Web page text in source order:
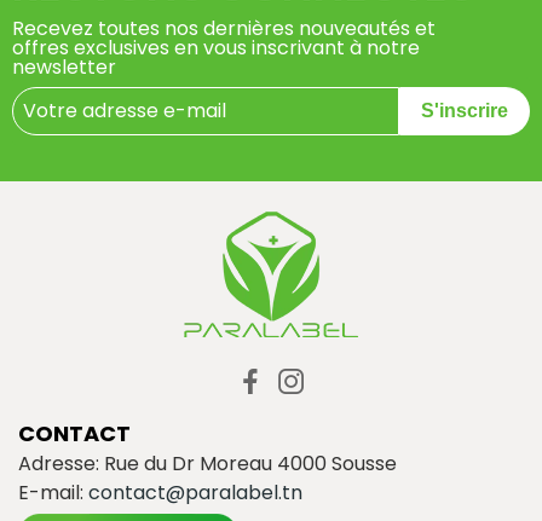
Recevez toutes nos dernières nouveautés et
offres exclusives en vous inscrivant à notre
newsletter
S'inscrire
CONTACT
Adresse: Rue du Dr Moreau 4000 Sousse
E-mail: contact@paralabel.tn